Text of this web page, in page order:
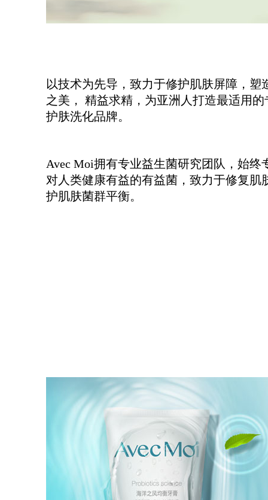
以技术为先导，致力于修护肌肤屏障，塑
之美， 精益求精，为亚洲人打造最适用
护肤洗化品牌。
Avec Moi拥有专业益生菌研究团队，始终
对人类健康有益的有益菌，致力于修复肌
护肌肤菌群平衡。